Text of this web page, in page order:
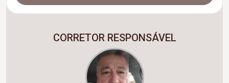
CORRETOR RESPONSÁVEL